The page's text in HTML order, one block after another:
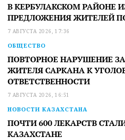
В КЕРБУЛАКСКОМ РАЙОНЕ
ПРЕДЛОЖЕНИЯ ЖИТЕЛЕЙ
7 АВГУСТА 2026, 17:36
ОБЩЕСТВО
ПОВТОРНОЕ НАРУШЕНИЕ
ЖИТЕЛЯ САРКАНА К
ОТВЕТСТВЕННОСТИ
7 АВГУСТА 2026, 16:51
НОВОСТИ КАЗАХСТАНА
ПОЧТИ 600 ЛЕКАРСТВ
КАЗАХСТАНЕ